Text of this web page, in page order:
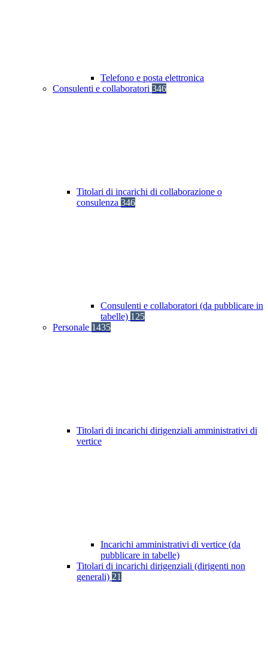
Telefono e posta elettronica
Consulenti e collaboratori 346
Titolari di incarichi di collaborazione o
consulenza 346
Consulenti e collaboratori (da pubblicare in
tabelle) 125
Personale 1435
Titolari di incarichi dirigenziali amministrativi di
vertice
Incarichi amministrativi di vertice (da
pubblicare in tabelle)
Titolari di incarichi dirigenziali (dirigenti non
generali) 21